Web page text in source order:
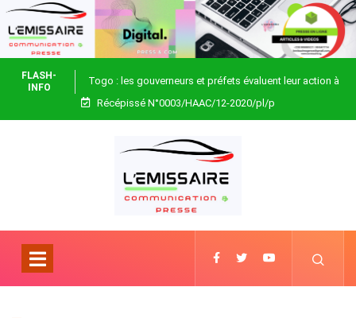
FLASH-
INFO
Togo : les gouverneurs et préfets évaluent leur action à
Blitta
Récépissé N°0003/HAAC/12-2020/pl/p